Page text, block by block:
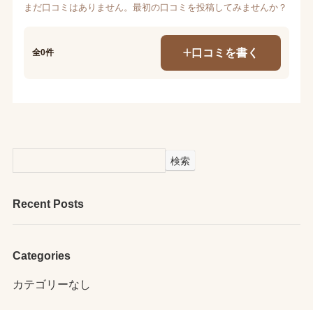
まだ口コミはありません。最初の口コミを投稿してみませんか？
全0件 口コミを書く
検索
Recent Posts
Categories
カテゴリーなし